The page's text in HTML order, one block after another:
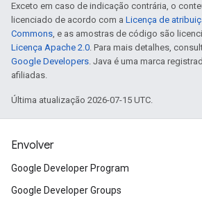
Exceto em caso de indicação contrária, o
licenciado de acordo com a Licença de
Commons, e as amostras de código são
Licença Apache 2.0. Para mais detalhes,
Google Developers. Java é uma marca
afiliadas.
Última atualização 2026-07-15 UTC.
Envolver
Google Developer Program
Google Developer Groups